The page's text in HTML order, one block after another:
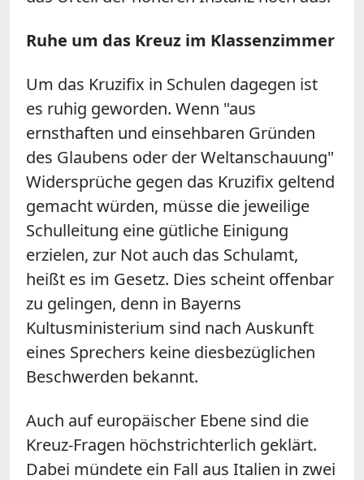
Ruhe um das Kreuz im Klassenzimmer
Um das Kruzifix in Schulen dagegen ist
es ruhig geworden. Wenn "aus
ernsthaften und einsehbaren Gründen
des Glaubens oder der Weltanschauung"
Widersprüche gegen das Kruzifix geltend
gemacht würden, müsse die jeweilige
Schulleitung eine gütliche Einigung
erzielen, zur Not auch das Schulamt,
heißt es im Gesetz. Dies scheint offenbar
zu gelingen, denn in Bayerns
Kultusministerium sind nach Auskunft
eines Sprechers keine diesbezüglichen
Beschwerden bekannt.
Auch auf europäischer Ebene sind die
Kreuz-Fragen höchstrichterlich geklärt.
Dabei mündete ein Fall aus Italien in zwei